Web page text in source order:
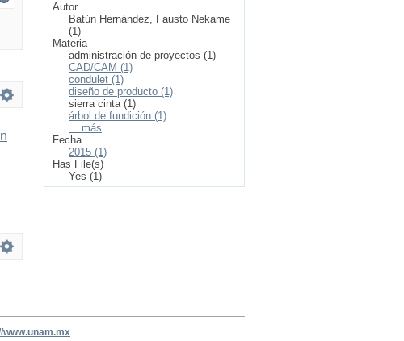
Autor
Batún Hernández, Fausto Nekame
(1)
Materia
administración de proyectos (1)
CAD/CAM (1)
condulet (1)
diseño de producto (1)
sierra cinta (1)
árbol de fundición (1)
... más
Fecha
2015 (1)
Has File(s)
Yes (1)
www.unam.mx